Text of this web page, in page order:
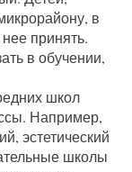
в
принять.
в обучении,
школ
Например,
эстетический
школы